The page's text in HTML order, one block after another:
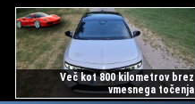
Več kot 800 kilometrov brez
vmesnega točenja